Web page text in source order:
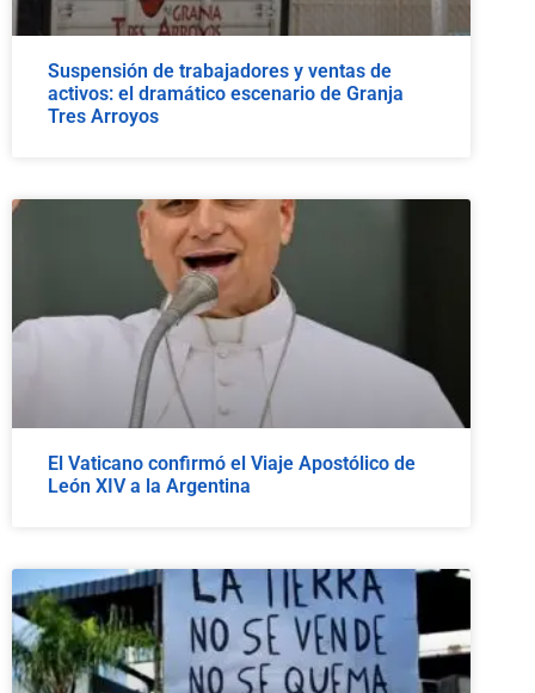
Suspensión de trabajadores y ventas de
activos: el dramático escenario de Granja
Tres Arroyos
El Vaticano confirmó el Viaje Apostólico de
León XIV a la Argentina